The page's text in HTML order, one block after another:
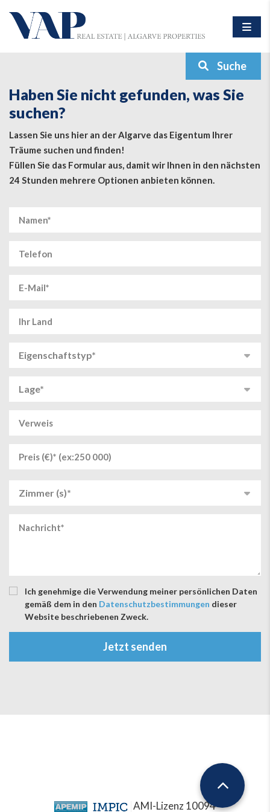
Suche
Haben Sie nicht gefunden, was Sie
suchen?
Lassen Sie uns hier an der Algarve das Eigentum Ihrer
Träume suchen und finden!
Füllen Sie das Formular aus, damit wir Ihnen in den nächsten
24 Stunden mehrere Optionen anbieten können.
Eigenschaftstyp*
Lage*
Zimmer (s)*
Ich genehmige die Verwendung meiner persönlichen Daten
gemäß dem in den Datenschutzbestimmungen dieser
Website beschriebenen Zweck.
Jetzt senden
AMI-Lizenz 10094